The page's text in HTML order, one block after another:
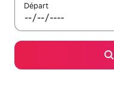
Départ